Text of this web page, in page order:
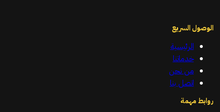
الوصول السريع
الرئيسية
خدماتنا
من نحن
اتصل بنا
روابط مهمة